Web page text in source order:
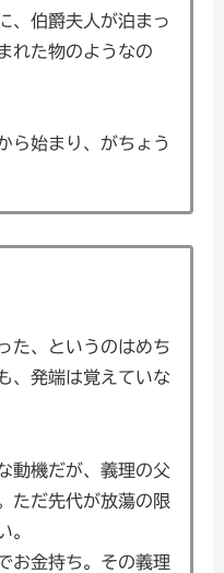
、伯爵夫人が泊まっ
れた物のようなの
ら始まり、がちょう
た、というのはめち
、発端は覚えていな
動機だが、義理の父
ただ先代が放蕩の限
。
お金持ち。その義理